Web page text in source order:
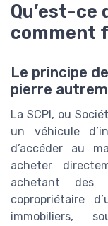
Qu’est-ce
comment
Le principe
pierre
La SCPI, ou
un véhicule
d’accéder au
acheter
achetant des
copropriétaire
immobiliers,